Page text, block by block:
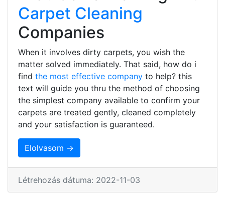
Carpet Cleaning
Companies
When it involves dirty carpets, you wish the
matter solved immediately. That said, how do i
find the most effective company to help? this
text will guide you thru the method of choosing
the simplest company available to confirm your
carpets are treated gently, cleaned completely
and your satisfaction is guaranteed.
Elolvasom →
Létrehozás dátuma: 2022-11-03